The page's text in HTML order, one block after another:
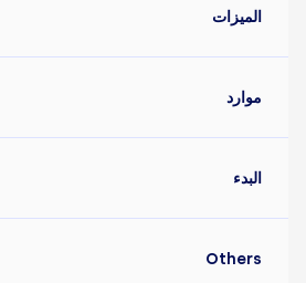
الميزات
Others